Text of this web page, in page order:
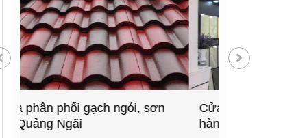
Cửa hàng vật liệu xây dựng
hàng đầu Quảng Ngãi